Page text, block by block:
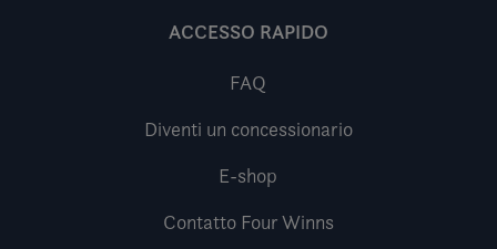
ACCESSO RAPIDO
FAQ
Diventi un concessionario
E-shop
Contatto Four Winns